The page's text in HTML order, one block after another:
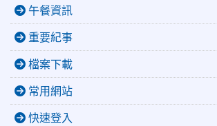
午餐資訊
重要紀事
檔案下載
常用網站
快速登入